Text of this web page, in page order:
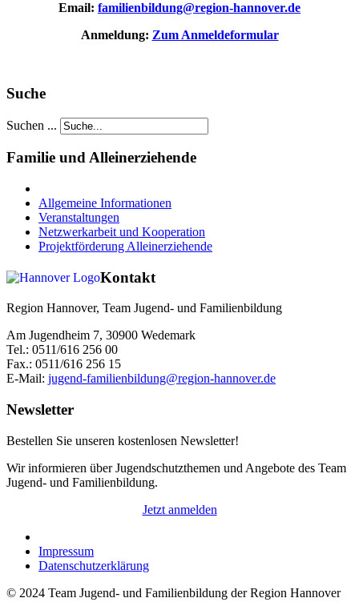
Email: familienbildung@region-hannover.de
Anmeldung: Zum Anmeldeformular
Suche
Suchen ...
Familie und Alleinerziehende
Allgemeine Informationen
Veranstaltungen
Netzwerkarbeit und Kooperation
Projektförderung Alleinerziehende
Kontakt
Region Hannover, Team Jugend- und Familienbildung
Am Jugendheim 7, 30900 Wedemark
Tel.: 0511/616 256 00
Fax.: 0511/616 256 15
E-Mail: jugend-familienbildung@region-hannover.de
Newsletter
Bestellen Sie unseren kostenlosen Newsletter!
Wir informieren über Jugendschutzthemen und Angebote des Team
Jugend- und Familienbildung.
Jetzt anmelden
Impressum
Datenschutzerklärung
© 2024 Team Jugend- und Familienbildung der Region Hannover